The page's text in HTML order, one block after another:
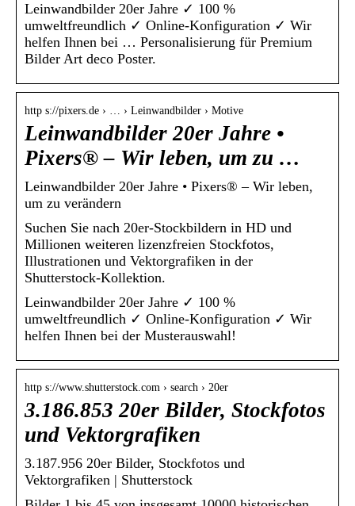
Leinwandbilder 20er Jahre ✓ 100 %
umweltfreundlich ✓ Online-Konfiguration ✓ Wir
helfen Ihnen bei … Personalisierung für Premium
Bilder Art deco Poster.
http s://pixers.de › … › Leinwandbilder › Motive
Leinwandbilder 20er Jahre •
Pixers® – Wir leben, um zu …
Leinwandbilder 20er Jahre • Pixers® – Wir leben,
um zu verändern
Suchen Sie nach 20er-Stockbildern in HD und
Millionen weiteren lizenzfreien Stockfotos,
Illustrationen und Vektorgrafiken in der
Shutterstock-Kollektion.
Leinwandbilder 20er Jahre ✓ 100 %
umweltfreundlich ✓ Online-Konfiguration ✓ Wir
helfen Ihnen bei der Musterauswahl!
http s://www.shutterstock.com › search › 20er
3.186.853 20er Bilder, Stockfotos
und Vektorgrafiken
3.187.956 20er Bilder, Stockfotos und
Vektorgrafiken | Shutterstock